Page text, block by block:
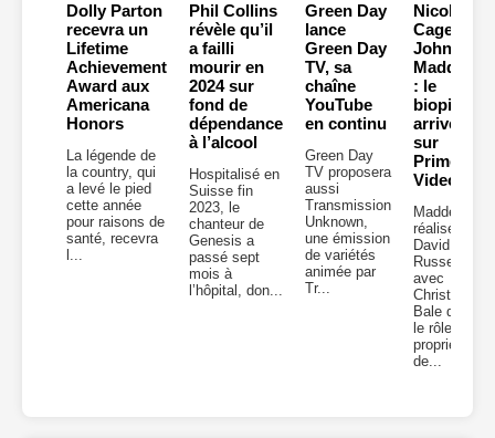
Dolly Parton
recevra un
Lifetime
Achievement
Award aux
Americana
Honors
La légende de
la country, qui
a levé le pied
cette année
pour raisons de
santé, recevra
l...
Phil Collins
révèle qu’il
a failli
mourir en
2024 sur
fond de
dépendance
à l’alcool
Hospitalisé en
Suisse fin
2023, le
chanteur de
Genesis a
passé sept
mois à
l’hôpital, don...
Green Day
lance
Green Day
TV, sa
chaîne
YouTube
en continu
Green Day
TV proposera
aussi
Transmission
Unknown,
une émission
de variétés
animée par
Tr...
Nicolas
Cage en
John
Madden
: le
biopic
arrive
sur
Prime
Video
Madden,
réalisé par
David O.
Russell,
avec
Christian
Bale dans
le rôle du
propriétaire
de...